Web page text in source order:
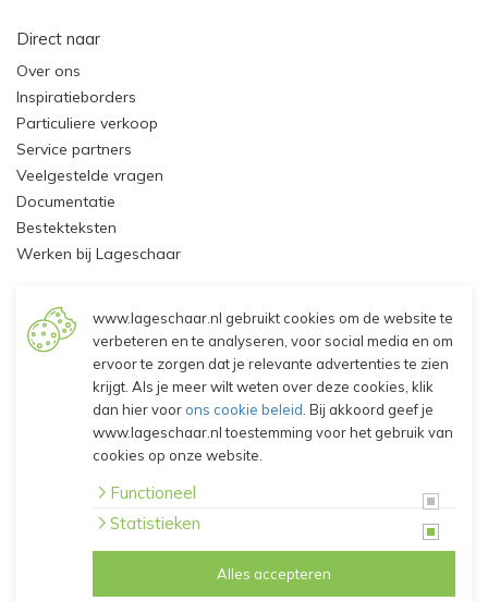
Direct naar
Over ons
Inspiratieborders
Particuliere verkoop
Service partners
Veelgestelde vragen
Documentatie
Bestekteksten
Werken bij Lageschaar
Mijn Account
Inloggen - Klant worden
© 2026 Lageschaar Vaste Planten B.V.
Algemene voorwaarden
Privacy verklaring
www.lageschaar.nl gebruikt cookies om de website te
verbeteren en te analyseren, voor social media en om
ervoor te zorgen dat je relevante advertenties te zien
krijgt. Als je meer wilt weten over deze cookies, klik
dan hier voor ons cookie beleid . Bij akkoord geef je
www.lageschaar.nl toestemming voor het gebruik van
cookies op onze website.
Functioneel
Statistieken
Alles accepteren